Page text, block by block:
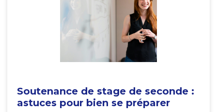
Soutenance de stage de seconde :
astuces pour bien se préparer